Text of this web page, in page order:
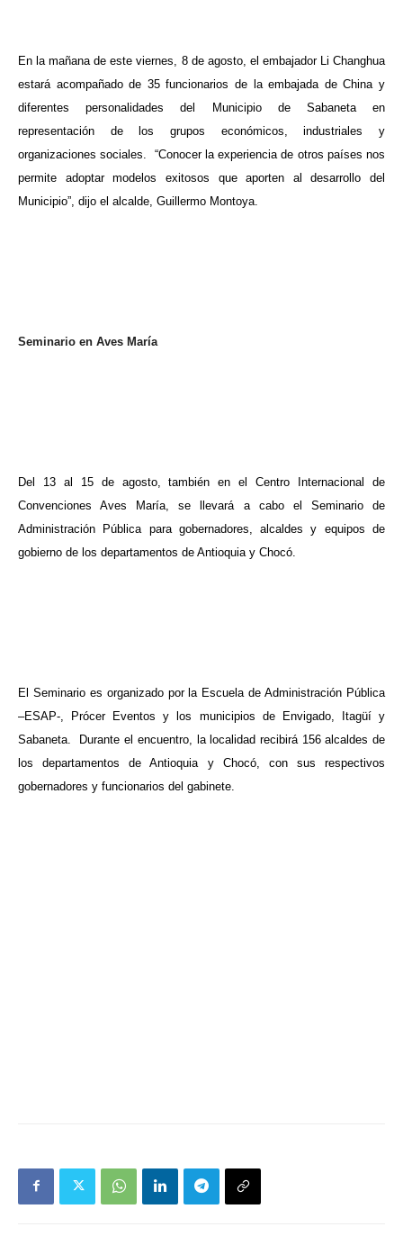
En la mañana de este viernes, 8 de agosto, el embajador Li Changhua
estará acompañado de 35 funcionarios de la embajada de China y
diferentes personalidades del Municipio de Sabaneta en
representación de los grupos económicos, industriales y
organizaciones sociales.
“Conocer la experiencia de otros países nos
permite adoptar modelos exitosos que aporten al desarrollo del
Municipio”, dijo el alcalde, Guillermo Montoya.
Seminario en Aves María
Del 13 al 15 de agosto, también en el Centro Internacional de
Convenciones Aves María, se llevará a cabo el Seminario de
Administración Pública para gobernadores, alcaldes y equipos de
gobierno de los departamentos de Antioquia y Chocó.
El Seminario es organizado por la Escuela de Administración Pública
–ESAP-, Prócer Eventos y los municipios de Envigado, Itagüí y
Sabaneta.
Durante el encuentro, la localidad recibirá 156 alcaldes de
los departamentos de Antioquia y Chocó, con sus respectivos
gobernadores y funcionarios del gabinete.